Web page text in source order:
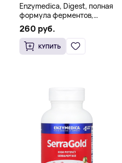
Enzymedica, Digest, полная
формула ферментов,
240 капсул
260 руб.
КУПИТЬ